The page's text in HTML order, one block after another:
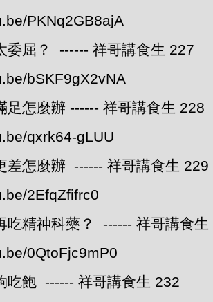
PKNq2GB8ajA
委屈？ ------ 祥哥講食生 227
bSKF9gX2vNA
足怎麼辦 ------ 祥哥講食生 228
qxrk64-gLUU
差怎麼辦 ------ 祥哥講食生 229
2EfqZfifrc0
吃精神科藥？ ------ 祥哥講食生
0QtoFjc9mP0
吃飽 ------ 祥哥講食生 232